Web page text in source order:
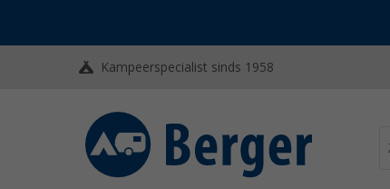
Kampeerspecialist sinds 1958